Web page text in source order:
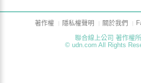
著作權 隱私權聲明 關於我們
聯合線上公司 著作權
© udn.com All Rights